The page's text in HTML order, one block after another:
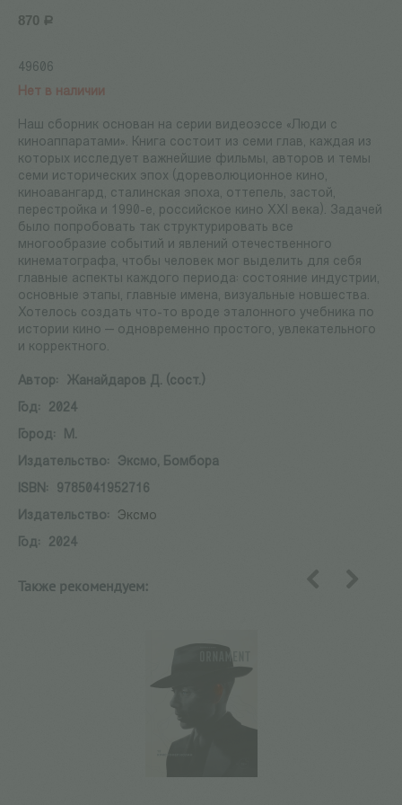
870 Р
49606
Нет в наличии
Наш сборник основан на серии видеоэссе «Люди с
киноаппаратами». Книга состоит из семи глав, каждая из
которых исследует важнейшие фильмы, авторов и темы
семи исторических эпох (дореволюционное кино,
киноавангард, сталинская эпоха, оттепель, застой,
перестройка и 1990-е, российское кино XXI века). Задачей
было попробовать так структурировать все
многообразие событий и явлений отечественного
кинематографа, чтобы человек мог выделить для себя
главные аспекты каждого периода: состояние индустрии,
основные этапы, главные имена, визуальные новшества.
Хотелось создать что-то вроде эталонного учебника по
истории кино — одновременно простого, увлекательного
и корректного.
Автор:
Жанайдаров Д. (сост.)
Год:
2024
Город:
М.
Издательство:
Эксмо, Бомбора
ISBN:
9785041952716
Издательство:
Эксмо
Год:
2024
Также рекомендуем: